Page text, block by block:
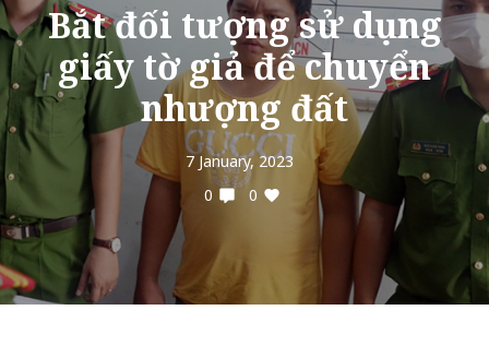
Bắt đối tượng sử dụng
giấy tờ giả để chuyển
nhượng đất
7 January, 2023
0
0